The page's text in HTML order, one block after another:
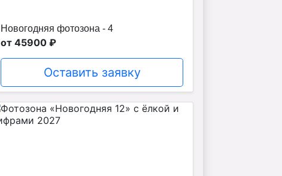
Новогодняя фотозона - 4
от 45900 ₽
Оставить заявку